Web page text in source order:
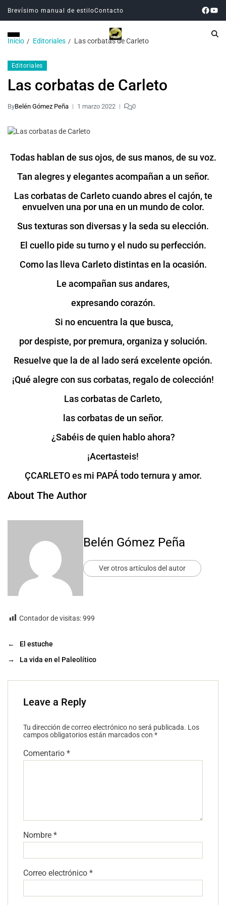
Brevísimo manual de estiloContacto
Inicio Editoriales Las corbatas de Carleto
Editoriales
Las corbatas de Carleto
ByBelén Gómez Peña 1 marzo 2022 0
Todas hablan de sus ojos, de sus manos, de su voz.
Tan alegres y elegantes acompañan a un señor.
Las corbatas de Carleto cuando abres el cajón, te
envuelven una por una en un mundo de color.
Sus texturas son diversas y la seda su elección.
El cuello pide su turno y el nudo su perfección.
Como las lleva Carleto distintas en la ocasión.
Le acompañan sus andares,
expresando corazón.
Si no encuentra la que busca,
por despiste, por premura, organiza y solución.
Resuelve que la de al lado será excelente opción.
¡Qué alegre con sus corbatas, regalo de colección!
Las corbatas de Carleto,
las corbatas de un señor.
¿Sabéis de quien hablo ahora?
¡Acertasteis!
ÇCARLETO es mi PAPÁ todo ternura y amor.
About The Author
Belén Gómez Peña
Ver otros artículos del autor
Contador de visitas:999
←
El estuche
→
La vida en el Paleolítico
Leave a Reply
Tu dirección de correo electrónico no será publicada. Los
campos obligatorios están marcados con *
Comentario *
Nombre *
Correo electrónico *